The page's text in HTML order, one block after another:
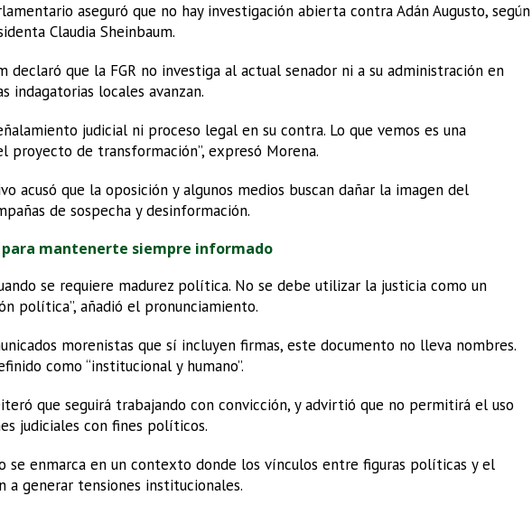
aseguró que no hay investigación abierta contra Adán Augusto, según
Claudia Sheinbaum.
declaró que la FGR no investiga al actual senador ni a su administración en
indagatorias locales avanzan.
judicial ni proceso legal en su contra. Lo que vemos es una
de transformación”, expresó Morena.
acusó que la oposición y algunos medios buscan dañar la imagen del
de sospecha y desinformación.
mantenerte siempre informado
se requiere madurez política. No se debe utilizar la justicia como un
política”, añadió el pronunciamiento.
morenistas que sí incluyen firmas, este documento no lleva nombres.
como “institucional y humano”.
que seguirá trabajando con convicción, y advirtió que no permitirá el uso
judiciales con fines políticos.
se enmarca en un contexto donde los vínculos entre figuras políticas y el
a generar tensiones institucionales.